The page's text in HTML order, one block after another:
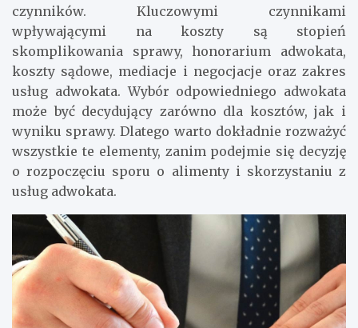
czynników. Kluczowymi czynnikami
wpływającymi na koszty są stopień
skomplikowania sprawy, honorarium adwokata,
koszty sądowe, mediacje i negocjacje oraz zakres
usług adwokata. Wybór odpowiedniego adwokata
może być decydujący zarówno dla kosztów, jak i
wyniku sprawy. Dlatego warto dokładnie rozważyć
wszystkie te elementy, zanim podejmie się decyzję
o rozpoczęciu sporu o alimenty i skorzystaniu z
usług adwokata.